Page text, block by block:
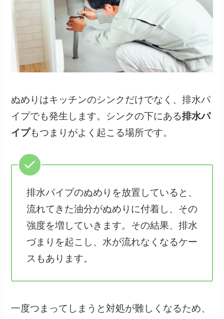
ぬめりはキッチンのシンクだけでなく、排水パ
イプでも発生します。シンクの下にある排水パ
イプもつまりがよく起こる場所です。
排水パイプのぬめりを放置していると、
流れてきた油分がぬめりに付着し、その
強度を増していきます。その結果、排水
づまりを起こし、水が流れなくなるケー
スもあります。
一度つまってしまうと対処が難しくなるため、